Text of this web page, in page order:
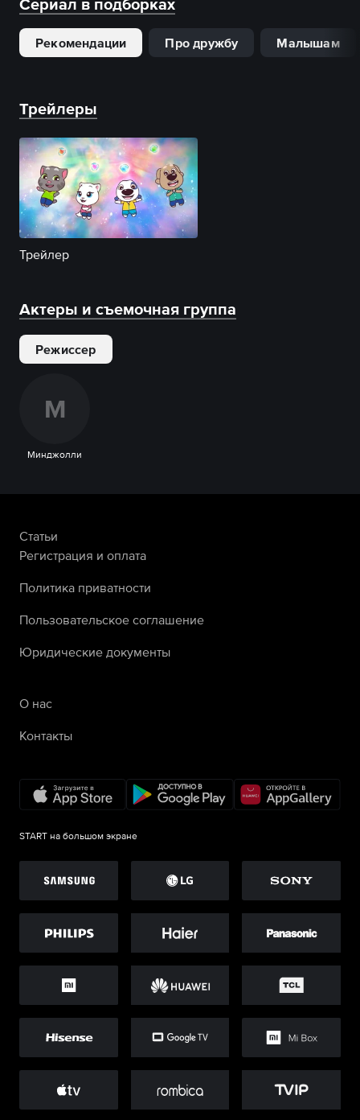
Сериал в подборках
Рекомендации Про дружбу Малышам
Трейлеры
Трейлер
Актеры и съемочная группа
Режиссер
М
Минджолли
Статьи
Регистрация и оплата
Политика приватности
Пользовательское соглашение
Юридические документы
О нас
Контакты
START на большом экране